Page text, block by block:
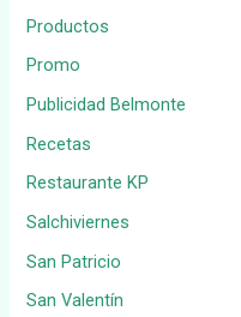
Productos
Promo
Publicidad Belmonte
Recetas
Restaurante KP
Salchiviernes
San Patricio
San Valentín